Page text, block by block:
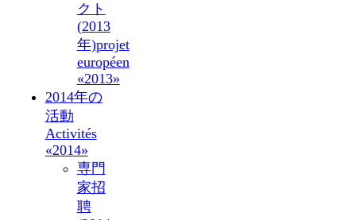
クト
(2013
年)projet
européen
«2013»
2014年の
活動
Activités
«2014»
専門
家招
聘